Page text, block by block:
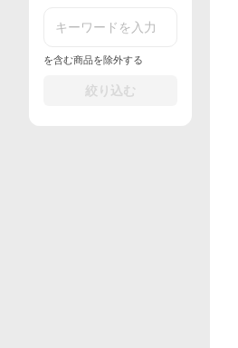
を含む商品を除外する
絞り込む